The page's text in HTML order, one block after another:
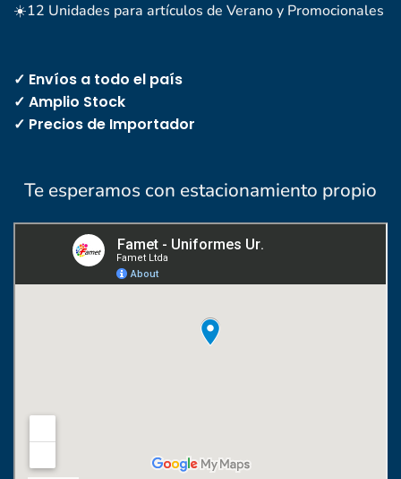
☀️12 Unidades para artículos de Verano y Promocionales
✓ Envíos a todo el país
✓ Amplio Stock
✓ Precios de Importador
Te esperamos con estacionamiento propio